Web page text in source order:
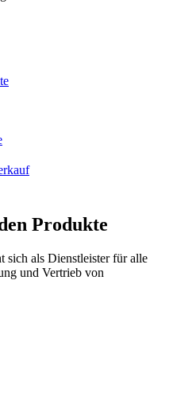
Produkte
als Dienstleister für alle
und Vertrieb von